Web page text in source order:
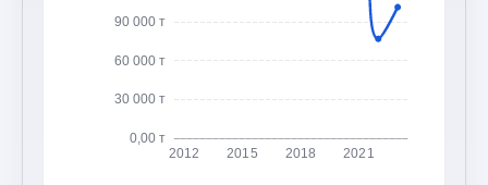
0,00 т
30 000 т
60 000 т
90 000 т
2012 2015 2018 2021